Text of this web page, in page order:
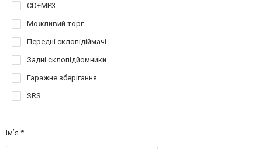
CD+MP3
Можливий торг
Передні склопідіймачі
Задні склопідйомники
Гаражне зберігання
SRS
Ім’я